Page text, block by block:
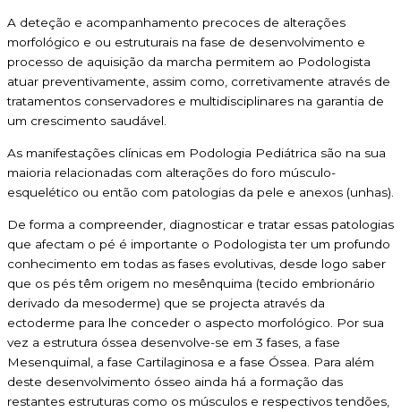
A deteção e acompanhamento precoces de alterações
morfológico e ou estruturais na fase de desenvolvimento e
processo de aquisição da marcha permitem ao Podologista
atuar preventivamente, assim como, corretivamente através de
tratamentos conservadores e multidisciplinares na garantia de
um crescimento saudável.
As manifestações clínicas em Podologia Pediátrica são na sua
maioria relacionadas com alterações do foro músculo-
esquelético ou então com patologias da pele e anexos (unhas).
De forma a compreender, diagnosticar e tratar essas patologias
que afectam o pé é importante o Podologista ter um profundo
conhecimento em todas as fases evolutivas, desde logo saber
que os pés têm origem no mesênquima (tecido embrionário
derivado da mesoderme) que se projecta através da
ectoderme para lhe conceder o aspecto morfológico. Por sua
vez a estrutura óssea desenvolve-se em 3 fases, a fase
Mesenquimal, a fase Cartilaginosa e a fase Óssea. Para além
deste desenvolvimento ósseo ainda há a formação das
restantes estruturas como os músculos e respectivos tendões,